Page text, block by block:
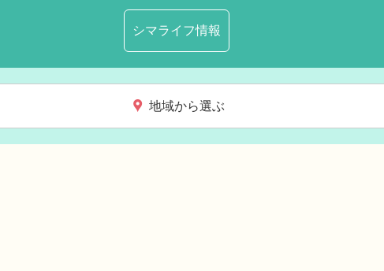
シマライフ情報
地域から選ぶ